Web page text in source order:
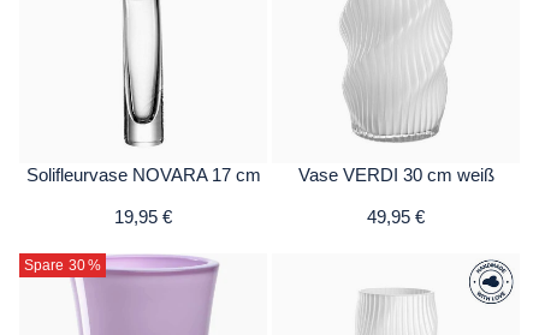
Solifleurvase NOVARA 17 cm
19,95 €
Vase VERDI 30 cm weiß
49,95 €
Spare 30%